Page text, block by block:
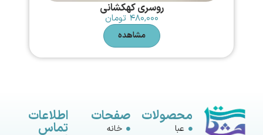
روسری کهکشانی
۴۸۰,۰۰۰ تومان
مشاهده
محصولات
عبا
صفحات
خانه
اطلاعات
تماس